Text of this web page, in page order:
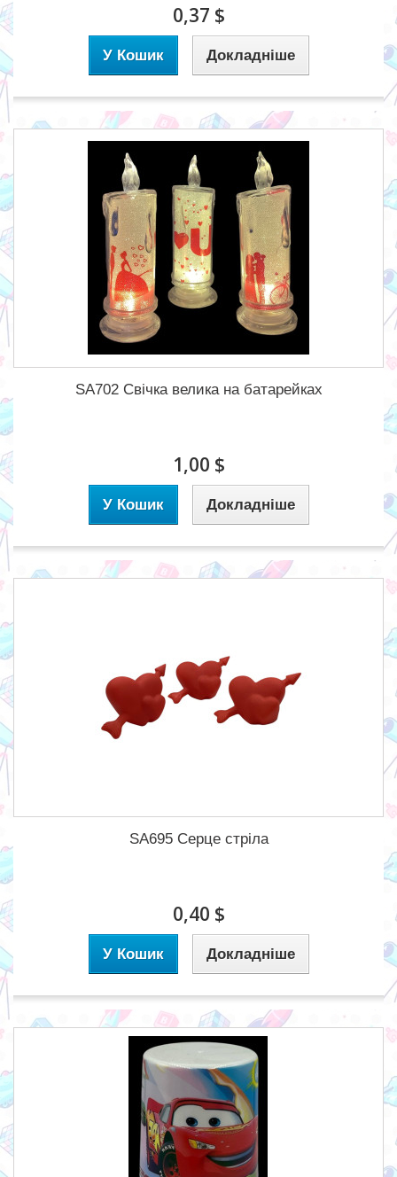
0,37 $
У Кошик Докладніше
SA702 Свічка велика на батарейках
1,00 $
У Кошик Докладніше
SA695 Серце стріла
0,40 $
У Кошик Докладніше